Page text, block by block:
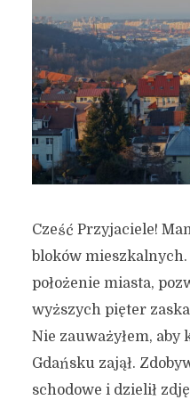
Cześć Przyjaciele!
bloków
położenie miasta,
wyższych pięter
Nie zauważyłem,
Gdańsku zajął.
schodowe i dzielił